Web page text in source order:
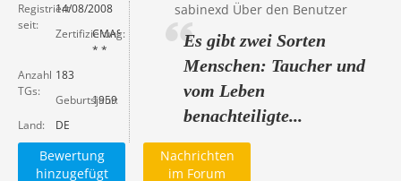
sabinexd Über den Benutzer
Es gibt zwei Sorten
Menschen: Taucher und
vom Leben
benachteiligte...
Registriert
seit
14/08/2008
Zertifizierung
CMAS
* *
Anzahl
TGs
183
Geburtsjahr
1959
Land
DE
Bewertung
hinzugefügt
Nachrichten
im Forum